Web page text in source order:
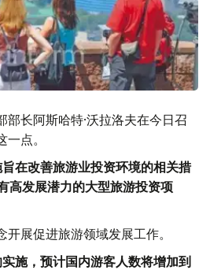
部长阿斯哈特·沃拉洛夫在今日召
点。
在改善旅游业投资环境的相关措
高发展潜力的大型旅游投资项
展促进旅游领域发展工作。
施，预计国内游客人数将增加到